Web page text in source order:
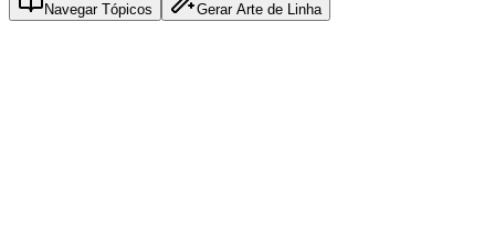
Navegar Tópicos Gerar Arte de Linha